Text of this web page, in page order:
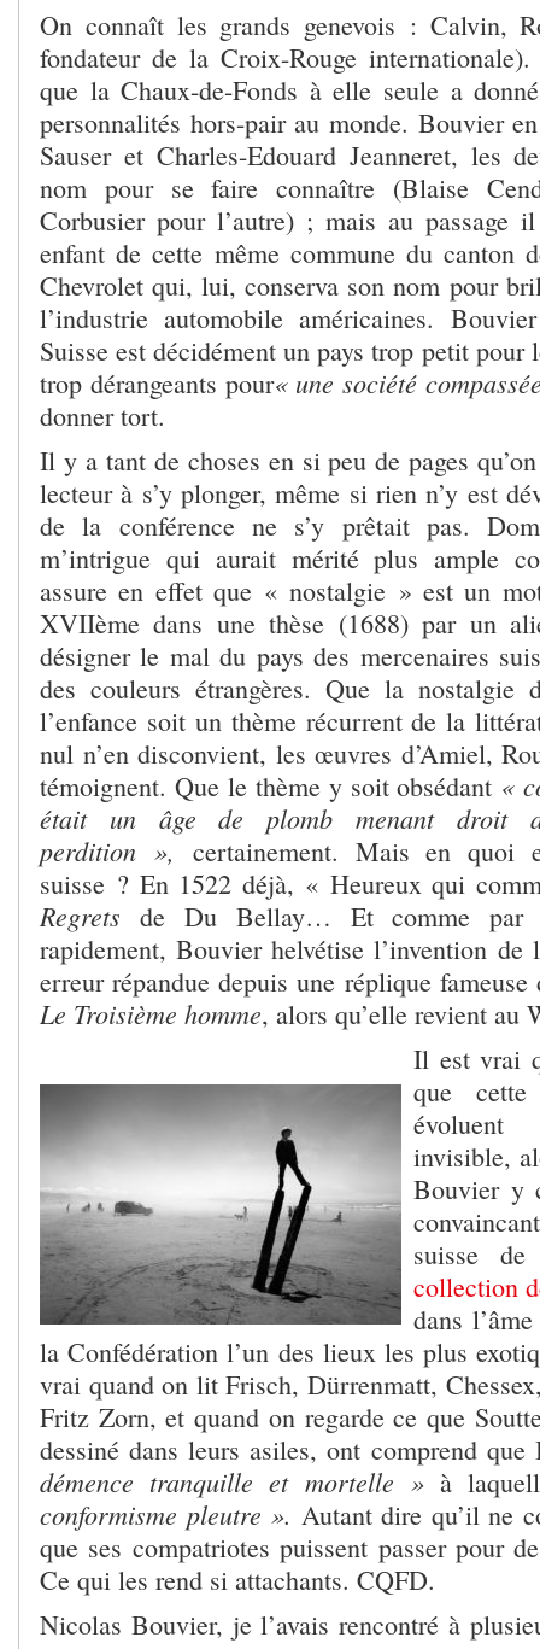
On connaît les grands genevois : Calvin,
fondateur de la Croix-Rouge
que la Chaux-de-Fonds à elle seule a
personnalités hors-pair au monde. Bouvier
Sauser et Charles-Edouard Jeanneret, les
nom pour se faire connaître (Blaise
Corbusier pour l’autre) ; mais au passage
enfant de cette même commune du canton
Chevrolet qui, lui, conserva son nom pour
l’industrie automobile américaines.
Suisse est décidément un pays trop petit pour
trop dérangeants pour« une société
donner tort.
Il y a tant de choses en si peu de pages
lecteur à s’y plonger, même si rien n’y est
de la conférence ne s’y prêtait pas.
m’intrigue qui aurait mérité plus ample
assure en effet que « nostalgie » est un
XVIIème dans une thèse (1688) par un
désigner le mal du pays des mercenaires
des couleurs étrangères. Que la nostalgie
l’enfance soit un thème récurrent de la
nul n’en disconvient, les œuvres d’Amiel,
témoignent. Que le thème y soit obsédant «
était un âge de plomb menant droit
perdition », certainement. Mais en quoi
suisse ? En 1522 déjà, « Heureux qui
Regrets de Du Bellay… Et comme par
rapidement, Bouvier helvétise l’invention de
erreur répandue depuis une réplique fameuse
Le Troisième homme, alors qu’elle revient
Il est vrai
que
invisible,
Bouvier y
suisse
collection
dans
la Confédération l’un des lieux les plus
vrai quand on lit Frisch, Dürrenmatt,
Fritz Zorn, et quand on regarde ce que
dessiné dans leurs asiles, ont comprend
démence tranquille et mortelle » à
conformisme pleutre ». Autant dire qu’il ne
que ses compatriotes puissent passer pour
Ce qui les rend si attachants. CQFD.
Nicolas Bouvier, je l’avais rencontré à